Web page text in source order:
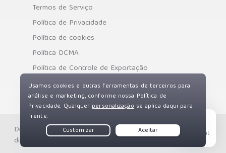
Termos de Serviço
Política de Privacidade
Política de cookies
Política DCMA
Política de Controle de Exportação
Direitos autorais © Private Internet Access, Inc. Todos os
direitos reservados.
Live Chat